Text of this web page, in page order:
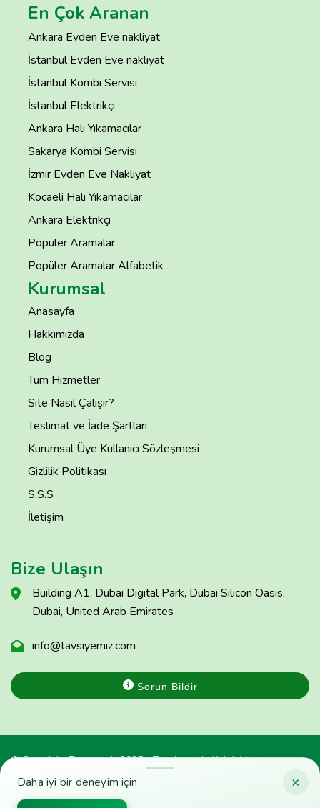
×
Daha iyi bir deneyim için
En Çok Aranan
Ankara Evden Eve nakliyat
İstanbul Evden Eve nakliyat
İstanbul Kombi Servisi
İstanbul Elektrikçi
Ankara Halı Yıkamacılar
Sakarya Kombi Servisi
İzmir Evden Eve Nakliyat
Kocaeli Halı Yıkamacılar
Ankara Elektrikçi
Popüler Aramalar
Popüler Aramalar Alfabetik
Kurumsal
Anasayfa
Hakkımızda
Blog
Tüm Hizmetler
Site Nasıl Çalışır?
Teslimat ve İade Şartları
Kurumsal Üye Kullanıcı Sözleşmesi
Gizlilik Politikası
S.S.S
İletişim
Bize Ulaşın
Building A1, Dubai Digital Park, Dubai Silicon Oasis,
Dubai, United Arab Emirates
info@tavsiyemiz.com
Sorun Bildir
© Copyright Tavsiyemiz 2025 - Tavsiyemiz'e Kulak Ver